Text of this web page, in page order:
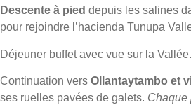
Descente à pied depuis les salines
pour rejoindre l’hacienda Tunupa
Déjeuner buffet avec vue sur la Vallée.
Continuation vers Ollantaytambo et
ses ruelles pavées de galets. Chaque